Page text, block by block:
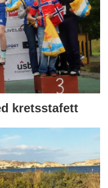
kretsstafett